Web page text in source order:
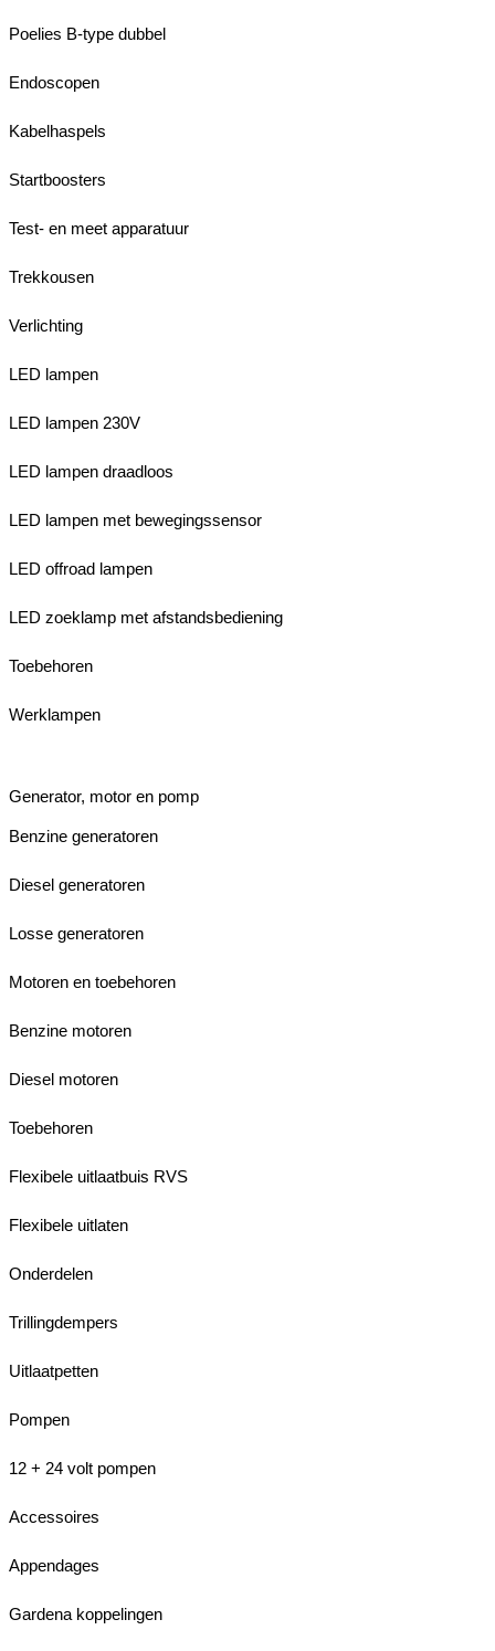
Poelies B-type dubbel
Endoscopen
Kabelhaspels
Startboosters
Test- en meet apparatuur
Trekkousen
Verlichting
LED lampen
LED lampen 230V
LED lampen draadloos
LED lampen met bewegingssensor
LED offroad lampen
LED zoeklamp met afstandsbediening
Toebehoren
Werklampen
Generator, motor en pomp
Benzine generatoren
Diesel generatoren
Losse generatoren
Motoren en toebehoren
Benzine motoren
Diesel motoren
Toebehoren
Flexibele uitlaatbuis RVS
Flexibele uitlaten
Onderdelen
Trillingdempers
Uitlaatpetten
Pompen
12 + 24 volt pompen
Accessoires
Appendages
Gardena koppelingen